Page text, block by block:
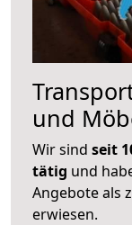
und
Wir sind seit
tätig und
Angebote als
erwiesen.